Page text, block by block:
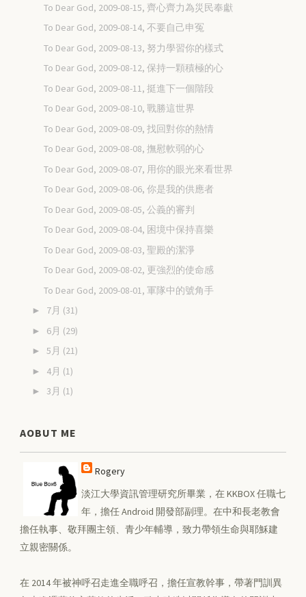
To Dear God, 2009-08-15, 齊心齊力為災民奉獻
To Dear God, 2009-08-14, 不要自己申冤
To Dear God, 2009-08-13, 努力學習你的樣式
To Dear God, 2009-08-12, 保持一顆積極的心
To Dear God, 2009-08-11, 挺進下一個階段
To Dear God, 2009-08-10, 戰勝這世界
To Dear God, 2009-08-09, 找回對你的熱情
To Dear God, 2009-08-08, 撫慰軟弱的心
To Dear God, 2009-08-07, 用你的眼光來看世界
To Dear God, 2009-08-06, 你是我的供應者
To Dear God, 2009-08-05, 公義的審判
To Dear God, 2009-08-04, 困境中保持喜樂
To Dear God, 2009-08-03, 聖殿的潔淨
To Dear God, 2009-08-02, 更強烈的使命感
To Dear God, 2009-08-01, 軍隊中的號角手
► 7月 (31)
► 6月 (29)
► 5月 (21)
► 4月 (1)
► 3月 (1)
AOBUT ME
Rogery
淡江大學資訊管理研究所畢業，在 KKBOX 任職七
年，擔任 Android 開發部副理。在中和長老教會
擔任執事、敬拜團主領、青少年輔導，致力帶領生命與耶穌建
立親密關係。
在 2014 年被神呼召走進全職呼召，擔任宣教幹事，帶著門訓異